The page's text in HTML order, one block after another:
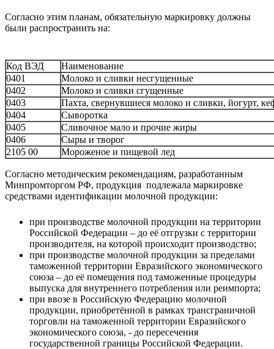
Согласно этим планам, обязательную маркировку должны
были распространить на:
Код ВЭД
Наименование
0401
Молоко и сливки несгущенные
0402
Молоко и сливки сгущенные
0403
Пахта, свернувшиеся молоко и сливки, йогурт,
0404
Сыворотка
0405
Сливочное мало и прочие жиры
0406
Сыры и творог
2105 00
Мороженое и пищевой лед
Согласно методическим рекомендациям, разработанным
Минпромторгом РФ, продукция подлежала маркировке
средствами идентификации молочной продукции:
при производстве молочной продукции на территории
Российской Федерации – до её отгрузки с территории
производителя, на которой происходит производство;
при производстве молочной продукции за пределами
таможенной территории Евразийского экономического
союза – до её помещения под таможенные процедуры
выпуска для внутреннего потребления или реимпорта;
при ввозе в Российскую Федерацию молочной
продукции, приобретённой в рамках трансграничной
торговли на таможенной территории Евразийского
экономического союза, - до пересечения
государственной границы Российской Федерации.